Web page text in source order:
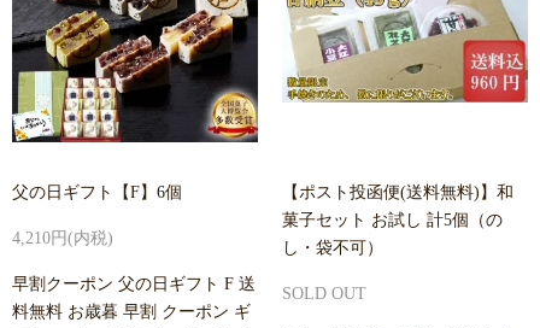
父の日ギフト【F】6個
4,210円(内税)
早割クーポン 父の日ギフト F 送
料無料 お歳暮 早割 クーポン ギ
【ポスト投函便(送料無料)】和
菓子セット お試し 計5個（の
し・袋不可）
SOLD OUT